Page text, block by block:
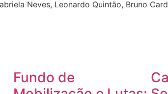
Neves, Leonardo Quintão, Bruno
Fundo de